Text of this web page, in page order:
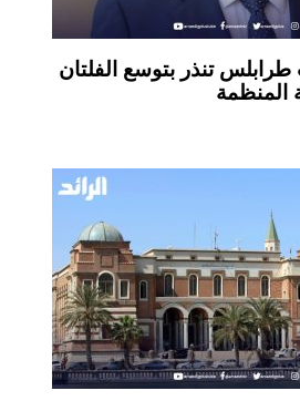
تنذر بتوسع الفلتان
المنظمة